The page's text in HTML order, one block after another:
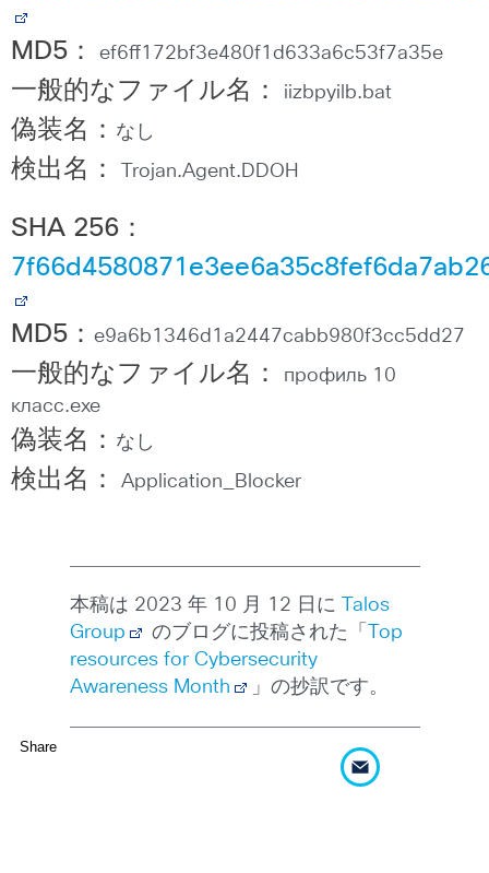
MD5 ： ef6ff172bf3e480f1d633a6c53f7a35e
一般的なファイル名： iizbpyilb.bat
偽装名： なし
検出名： Trojan.Agent.DDOH
SHA 256 ：
MD5 ： e9a6b1346d1a2447cabb980f3cc5dd27
一般的なファイル名：
профиль 10
класс.exe
偽装名： なし
検出名： Application_Blocker
本稿は 2023 年 10 月 12 日に
Talos
Group
のブログに投稿された「
Top
resources for Cybersecurity
Awareness Month
」の抄訳です。
Share